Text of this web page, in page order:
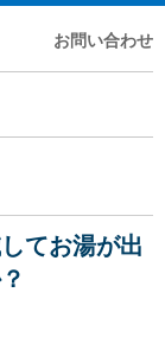
お問い合わせ
てお湯が出